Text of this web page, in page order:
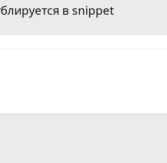
в snippet